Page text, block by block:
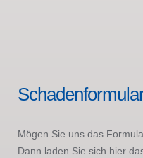
Mögen Sie uns das
Dann laden Sie sich hier